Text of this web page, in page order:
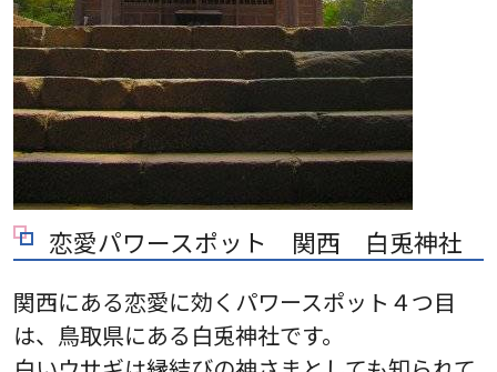
恋愛パワースポット 関西 白兎神社
関西にある恋愛に効くパワースポット４つ目
は、鳥取県にある白兎神社です。